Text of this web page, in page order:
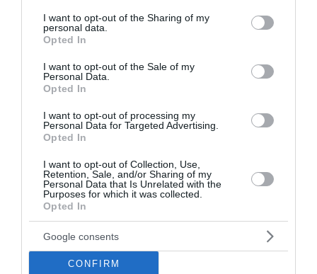
not limited to your visit or usage behaviour. You may click to
grant or deny consent to Google and its third-party tags to
use your data for below specified purposes in below Google
consent section.
I want to opt-out of the Sharing of my
personal data.
Opted In
I want to opt-out of the Sale of my
Personal Data.
Opted In
I want to opt-out of processing my
Personal Data for Targeted Advertising.
Opted In
I want to opt-out of Collection, Use,
Retention, Sale, and/or Sharing of my
Personal Data that Is Unrelated with the
Purposes for which it was collected.
Opted In
Google consents
CONFIRM
σφοδρές αναταράξεις σε πτήση
της Air India – Επιβάτες
χτύπησαν στην οροφή του
αεροσκάφους
Στιγμές τρόμου έζησαν οι επιβάτες πτήσης της Air
India από το Πουκέτ της Ταϊλάνδης προς το Νέο
ισχυρές αναταράξεις, με αποτέλεσμα να
τραυματιστούν συνολικά 12 άνθ...
11:50 | 05 Αυγούστου 2026 Πλανήτης